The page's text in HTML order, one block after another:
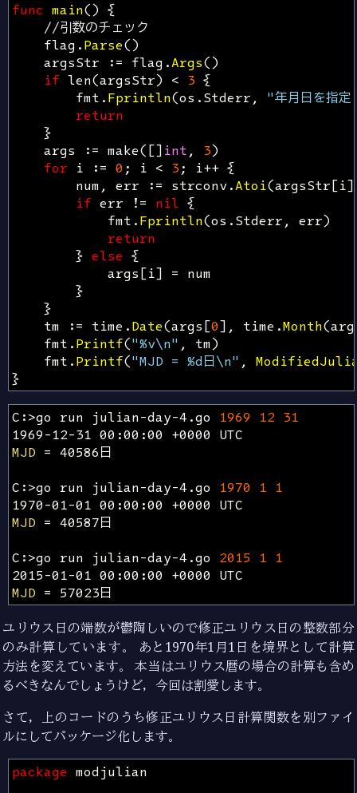
func main() {
//引数のチェック
flag .Parse()
argsStr
:= flag .Args()
if len(argsStr) < 3 {
fmt .Fprintln(os .Stderr ,
"年月日を指定
return
}
args
:= make([]int , 3)
for i := 0 ; i < 3 ; i++ {
num , err := strconv.Atoi(argsStr[i
if err != nil {
fmt .Fprintln(os .Stderr , err)
return
} else {
args[i] = num
}
}
tm
:= time .Date(args[0], time .Month(
fmt .Printf("%v\n" , tm)
fmt .Printf("MJD = %d日\n" ,
}
C:>go run julian-day-4.go 1969 12 31
MJD =
C:>go run julian-day-4.go
1970 1 1
MJD =
C:>go run julian-day-4.go 2015 1 1
MJD =
ユリウス日の端数が鬱陶しいので修正ユリウス日の整数部分
のみ計算しています。 あと1970年1月1日を境界として計算
方法を変えています。 本当はユリウス暦の場合の計算も含め
るべきなんでしょうけど，今回は割愛します。
さて，上のコードのうち修正ユリウス日計算関数を別ファイ
ルにしてパッケージ化します。
package modjulian